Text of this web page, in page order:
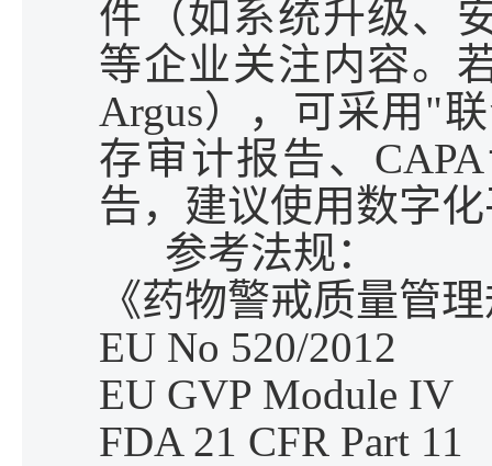
件（如系统升级、
等企业关注内容。
Argus），可采用 "
存审计报告、 CAPA
告，建议使用数字
参考法规：
《药物警戒质量管
EU No 520/2012
EU GVP Module IV
FDA 21 CFR Part 11